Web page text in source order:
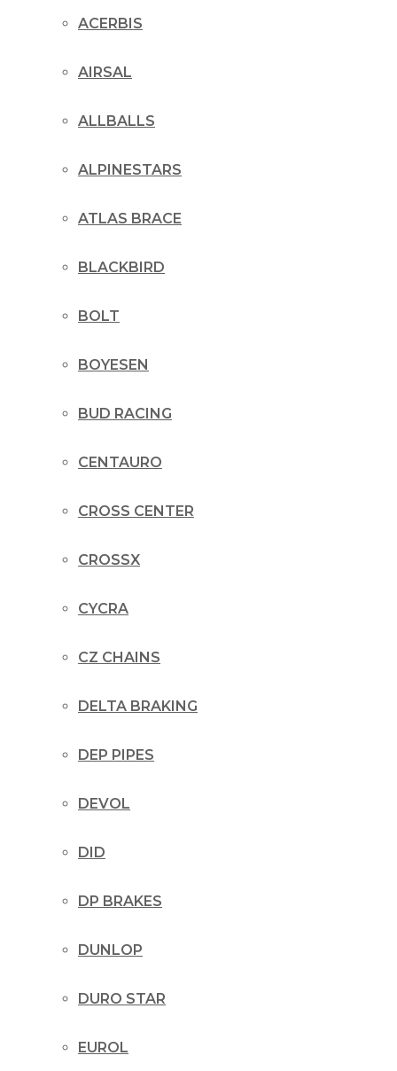
ACERBIS
AIRSAL
ALLBALLS
ALPINESTARS
ATLAS BRACE
BLACKBIRD
BOLT
BOYESEN
BUD RACING
CENTAURO
CROSS CENTER
CROSSX
CYCRA
CZ CHAINS
DELTA BRAKING
DEP PIPES
DEVOL
DID
DP BRAKES
DUNLOP
DURO STAR
EUROL